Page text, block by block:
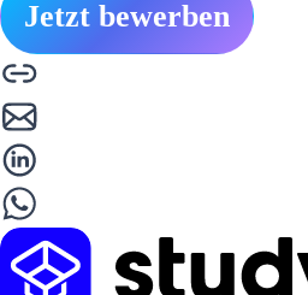
Jetzt bewerben